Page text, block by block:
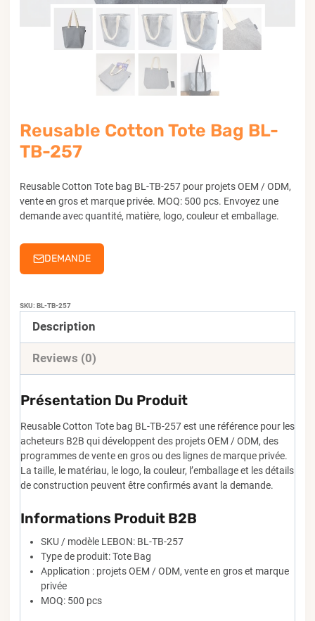
Reusable Cotton Tote Bag BL-
TB-257
Reusable Cotton Tote bag BL-TB-257 pour projets OEM / ODM,
vente en gros et marque privée. MOQ: 500 pcs. Envoyez une
demande avec quantité, matière, logo, couleur et emballage.
DEMANDE
SKU: BL-TB-257
Description
Reviews (0)
Présentation Du Produit
Reusable Cotton Tote bag BL-TB-257 est une référence pour les
acheteurs B2B qui développent des projets OEM / ODM, des
programmes de vente en gros ou des lignes de marque privée.
La taille, le matériau, le logo, la couleur, l’emballage et les détails
de construction peuvent être confirmés avant la demande.
Informations Produit B2B
SKU / modèle LEBON: BL-TB-257
Type de produit: Tote Bag
Application : projets OEM / ODM, vente en gros et marque
privée
MOQ: 500 pcs